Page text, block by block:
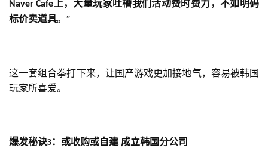
单
休
戏
Naver Cafe 上，大量玩家吐槽我们活动费时费力，不如明码
标价卖道具。 ”
这一套组合拳打下来，让国产游戏更加接地气，容易被韩国
玩家所喜爱。
爆发秘诀3：或收购或自建 成立韩国分公司